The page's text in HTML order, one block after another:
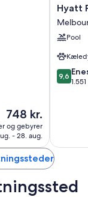
faciliteter
og
rene værelser på
Prisen
er
748 kr.
748 kr.
og gebyrer
- 28. aug.
Hyatt
Place
Airport
Hyatt
Pool
9.6
ud
9,6